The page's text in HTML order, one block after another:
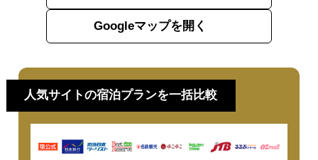
Googleマップを開く
人気サイトの宿泊プランを一括比較